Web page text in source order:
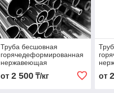
Труба бесшовная
горячедеформированная
нержавеющая
14х2,0х6000 Марка
12Х18Н10Т
от 2 500₸/кг от